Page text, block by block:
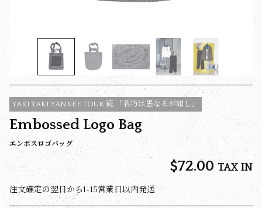
YAKI YAKI YANKEE TOUR 続 「名巧は愚なるが如し」
Embossed Logo Bag
エンボスロゴバッグ
$‌72.00 TAX IN
注文確定の翌日から1-15営業日以内発送